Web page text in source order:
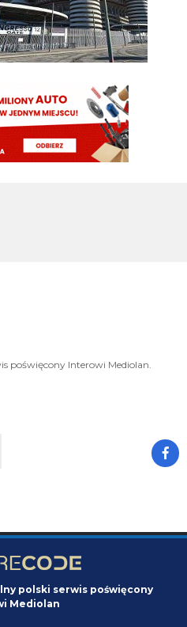
po treningach uznal ze Pavard
i sam chce by zostal, a kasa ma
w Interze!
nie rozpoczął w tym sezonie xd
poświęcony Interowi Mediolan.
polski serwis poświęcony
Mediolan